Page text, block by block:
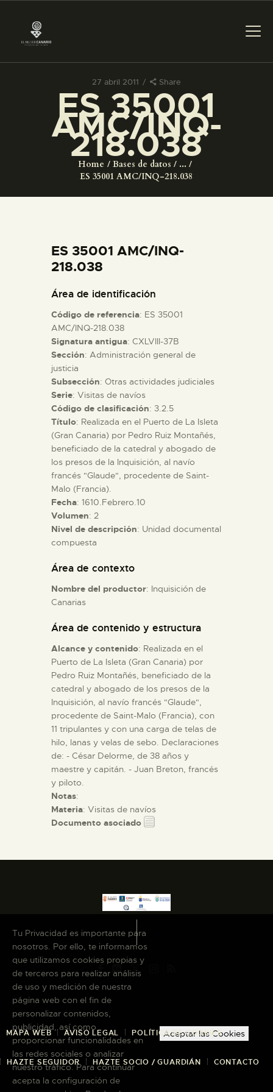
27 abril 2011 Share
ES 35001
AMC/INQ-
218.038
Home Bases de datos
...
ES 35001 AMC/INQ-218.038
PREPARAR LA VISITA
ACTIVIDADES
COLECCIONES
ESPAÑOL
PREPARAR LA VISITA
ACTIVIDADES
█
EL MUSEO
COLECCIONES
DIDÁCTICA
ES 35001 AMC/INQ-
218.038
Área de identificación
Código de referencia: ES 35001
AMC/INQ-218.038
Signatura antigua: CXLVIII-37B
Sección: Administración general de
justicia
Subsección: Otras actividades judiciales
Serie: Visitas de navíos
Código de clasificación: 3.2.5
Título: Realizada en el Puerto de La Isleta
(Gran Canaria) por Pedro Ruiz Montañés,
beneficiado de la catedral y abogado de
los presos de la Inquisición, al navío
francés "Glaude", procedente de Saint-
Malo (Francia).
Fecha: 1610.Febrero.10
Volumen: 2
Nivel de descripción: Unidad documental
compuesta
Área de contexto
Nombre del productor: Inquisición de
Canarias
Área de contenido y estructura
Alcance y contenido: Realizada en el
Puerto de La Isleta (Gran Canaria) por
Pedro Ruiz Montañés, beneficiado de la
catedral y abogado de los presos de la
Inquisición, al navío francés "Glaude",
procedente de Saint-Malo (Francia), con
11 tripulantes y con una carga de telas de
hilo, lanas y velas de sebo. Declaraciones
de: - César Delorme, de 38 años y
maestre y capitán. - Juan Breton, francés
y piloto.
Notas:
Materia: Visitas de navíos
Documento asociado
MAPA WEB AVISO LEGAL POLÍTICA DE COOKIES
HAZTE SEGUIDOR HAZTE SOCIO / GUARDIÁN CONTACTO
Tu Privacidad es importante para
nosotros. Por ello, te informamos
que utilizamos cookies propias y
de terceros para realizar análisis
de uso y medición de nuestra
página web con el fin de
personalizar contenidos,
publicidad, así como
proporcionar funcionalidades en
las redes sociales o analizar
nuestro tráfico. Para continuar
acepta la configuración de
Aceptar las Cookies